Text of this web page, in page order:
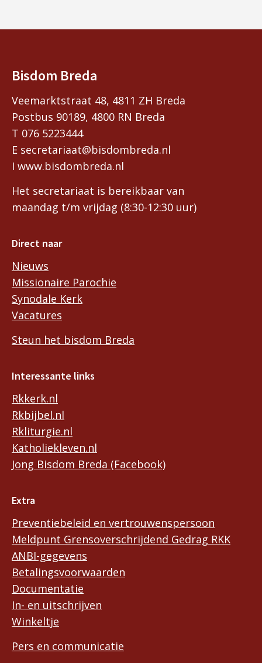
Bisdom Breda
Veemarktstraat 48, 4811 ZH Breda
Postbus 90189, 4800 RN Breda
T 076 5223444
E secretariaat@bisdombreda.nl
I www.bisdombreda.nl
Het secretariaat is bereikbaar van
maandag t/m vrijdag (8:30-12:30 uur)
Direct naar
Nieuws
Missionaire Parochie
Synodale Kerk
Vacatures
Steun het bisdom Breda
Interessante links
Rkkerk.nl
Rkbijbel.nl
Rkliturgie.nl
Katholiekleven.nl
Jong Bisdom Breda (Facebook)
Extra
Preventiebeleid en vertrouwenspersoon
Meldpunt Grensoverschrijdend Gedrag RKK
ANBI-gegevens
Betalingsvoorwaarden
Documentatie
In- en uitschrijven
Winkeltje
Pers en communicatie